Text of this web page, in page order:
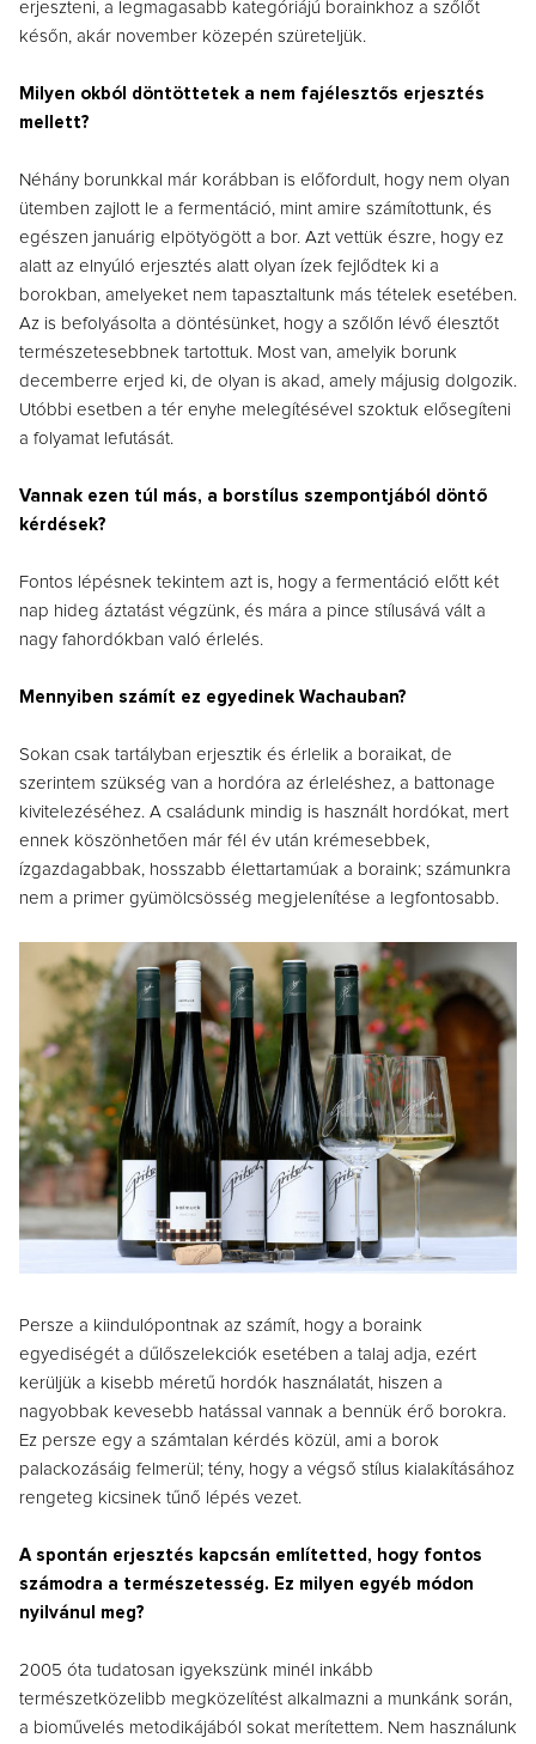
erjeszteni, a legmagasabb kategóriájú borainkhoz a szőlőt
későn, akár november közepén szüreteljük.
Milyen okból döntöttetek a nem fajélesztős erjesztés
mellett?
Néhány borunkkal már korábban is előfordult, hogy nem olyan
ütemben zajlott le a fermentáció, mint amire számítottunk, és
egészen januárig elpötyögött a bor. Azt vettük észre, hogy ez
alatt az elnyúló erjesztés alatt olyan ízek fejlődtek ki a
borokban, amelyeket nem tapasztaltunk más tételek esetében.
Az is befolyásolta a döntésünket, hogy a szőlőn lévő élesztőt
természetesebbnek tartottuk. Most van, amelyik borunk
decemberre erjed ki, de olyan is akad, amely májusig dolgozik.
Utóbbi esetben a tér enyhe melegítésével szoktuk elősegíteni
a folyamat lefutását.
Vannak ezen túl más, a borstílus szempontjából döntő
kérdések?
Fontos lépésnek tekintem azt is, hogy a fermentáció előtt két
nap hideg áztatást végzünk, és mára a pince stílusává vált a
nagy fahordókban való érlelés.
Mennyiben számít ez egyedinek Wachauban?
Sokan csak tartályban erjesztik és érlelik a boraikat, de
szerintem szükség van a hordóra az érleléshez, a battonage
kivitelezéséhez. A családunk mindig is használt hordókat, mert
ennek köszönhetően már fél év után krémesebbek,
ízgazdagabbak, hosszabb élettartamúak a boraink; számunkra
nem a primer gyümölcsösség megjelenítése a legfontosabb.
Persze a kiindulópontnak az számít, hogy a boraink
egyediségét a dűlőszelekciók esetében a talaj adja, ezért
kerüljük a kisebb méretű hordók használatát, hiszen a
nagyobbak kevesebb hatással vannak a bennük érő borokra.
Ez persze egy a számtalan kérdés közül, ami a borok
palackozásáig felmerül; tény, hogy a végső stílus kialakításához
rengeteg kicsinek tűnő lépés vezet.
A spontán erjesztés kapcsán említetted, hogy fontos
számodra a természetesség. Ez milyen egyéb módon
nyilvánul meg?
2005 óta tudatosan igyekszünk minél inkább
természetközelibb megközelítést alkalmazni a munkánk során,
a bioművelés metodikájából sokat merítettem. Nem használunk